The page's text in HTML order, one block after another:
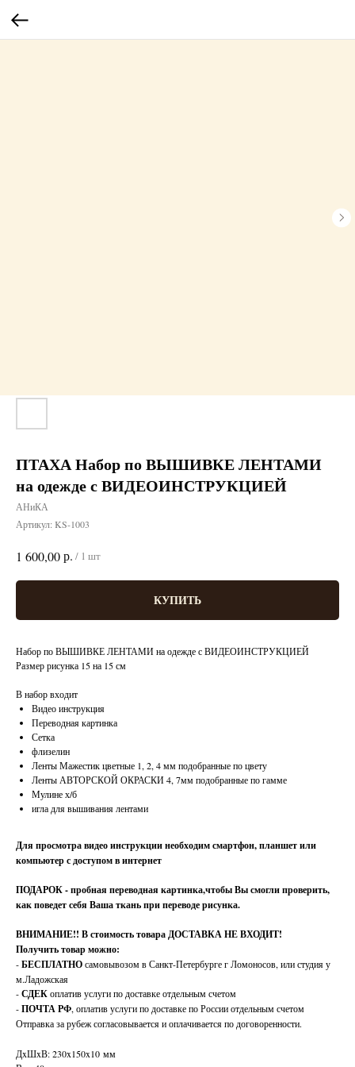
ПТАХА Набор по ВЫШИВКЕ ЛЕНТАМИ
на одежде с ВИДЕОИНСТРУКЦИЕЙ
АНиКА
Артикул: KS-1003
1 600,00р. / 1 шт
КУПИТЬ
Набор по ВЫШИВКЕ ЛЕНТАМИ на одежде с ВИДЕОИНСТРУКЦИЕЙ
Размер рисунка 15 на 15 см
В набор входит
Видео инструкция
Переводная картинка
Сетка
флизелин
Ленты Мажестик цветные 1, 2, 4 мм подобранные по цвету
Ленты АВТОРСКОЙ ОКРАСКИ 4, 7мм подобранные по гамме
Мулине х/б
игла для вышивания лентами
Для просмотра видео инструкции необходим смартфон, планшет или
компьютер с доступом в интернет
ПОДАРОК - пробная переводная картинка,чтобы Вы смогли проверить,
как поведет себя Ваша ткань при переводе рисунка.
ВНИМАНИЕ!! В стоимость товара ДОСТАВКА НЕ ВХОДИТ!
Получить товар можно:
-БЕСПЛАТНОсамовывозом в Санкт-Петербурге г Ломоносов, или студия у
м.Ладожская
-СДЕКоплатив услуги по доставке отдельным счетом
-ПОЧТА РФ, оплатив услуги по доставке по России отдельным счетом
Отправка за рубеж согласовывается и оплачивается по договоренности.
ДxШxВ: 230x150x10 мм